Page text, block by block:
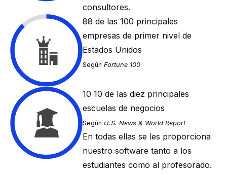
consultores.
88 de las 100 principales
empresas de primer nivel de
Estados Unidos
Según Fortune 100
10 10 de las diez principales
escuelas de negocios
Según U.S. News & World Report
En todas ellas se les proporciona
nuestro software tanto a los
estudiantes como al profesorado.